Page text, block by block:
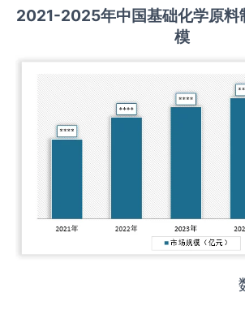
2021-2025年中国基础化学原料
模